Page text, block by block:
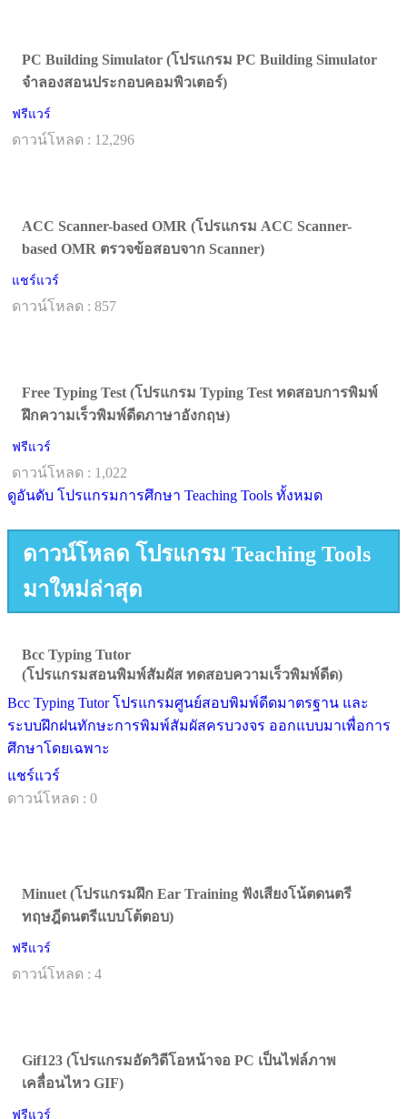
PC Building Simulator (โปรแกรม PC Building Simulator
จำลองสอนประกอบคอมพิวเตอร์)
ฟรีแวร์
ดาวน์โหลด : 12,296
ACC Scanner-based OMR (โปรแกรม ACC Scanner-
based OMR ตรวจข้อสอบจาก Scanner)
แชร์แวร์
ดาวน์โหลด : 857
Free Typing Test (โปรแกรม Typing Test ทดสอบการพิมพ์
ฝึกความเร็วพิมพ์ดีดภาษาอังกฤษ)
ฟรีแวร์
ดาวน์โหลด : 1,022
ดูอันดับ โปรแกรมการศึกษา Teaching Tools ทั้งหมด
ดาวน์โหลด โปรแกรม Teaching Tools
มาใหม่ล่าสุด
Bcc Typing Tutor
(โปรแกรมสอนพิมพ์สัมผัส ทดสอบความเร็วพิมพ์ดีด)
Bcc Typing Tutor โปรแกรมศูนย์สอบพิมพ์ดีดมาตรฐาน และ
ระบบฝึกฝนทักษะการพิมพ์สัมผัสครบวงจร ออกแบบมาเพื่อการ
ศึกษาโดยเฉพาะ
แชร์แวร์
ดาวน์โหลด : 0
Minuet (โปรแกรมฝึก Ear Training ฟังเสียงโน้ตดนตรี
ทฤษฎีดนตรีแบบโต้ตอบ)
ฟรีแวร์
ดาวน์โหลด : 4
Gif123 (โปรแกรมอัดวิดีโอหน้าจอ PC เป็นไฟล์ภาพ
เคลื่อนไหว GIF)
ฟรีแวร์